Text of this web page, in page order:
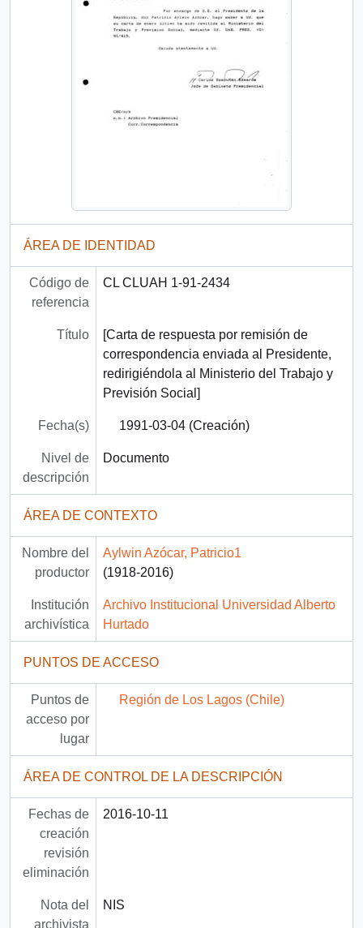
ÁREA DE IDENTIDAD
Código de
referencia
CL CLUAH 1-91-2434
Título
[Carta de respuesta por remisión de
correspondencia enviada al Presidente,
redirigiéndola al Ministerio del Trabajo y
Previsión Social]
Fecha(s) 1991-03-04 (Creación)
Nivel de
descripción
Documento
ÁREA DE CONTEXTO
Nombre del
productor
Aylwin Azócar, Patricio1
(1918-2016)
Institución
archivística
Archivo Institucional Universidad Alberto
Hurtado
PUNTOS DE ACCESO
Puntos de
acceso por
lugar
Región de Los Lagos (Chile)
ÁREA DE CONTROL DE LA DESCRIPCIÓN
Fechas de
creación
revisión
eliminación
2016-10-11
Nota del
archivista
NIS